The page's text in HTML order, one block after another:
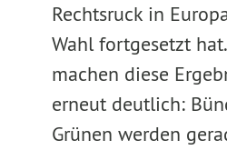
Rechtsruck in
Wahl fortgesetzt
machen diese
erneut deutlich:
Grünen werden